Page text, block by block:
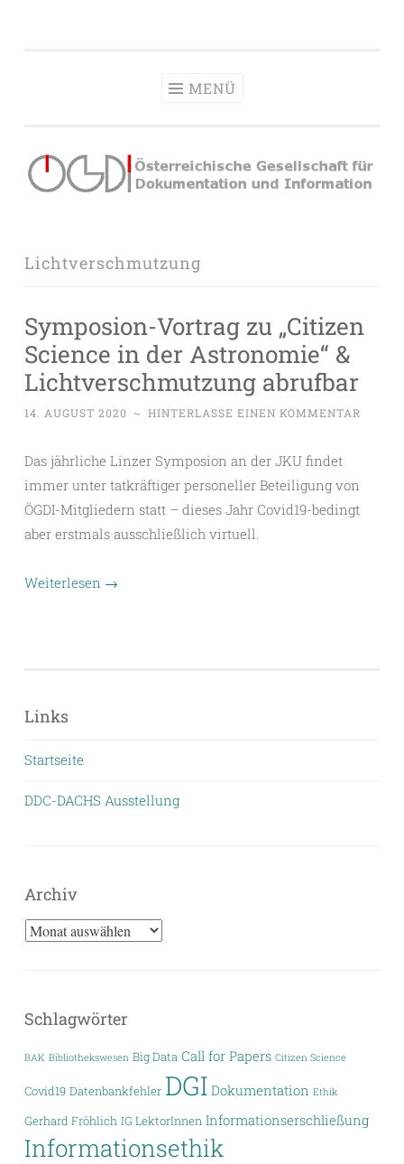
MENÜ
Lichtverschmutzung
Symposion-Vortrag zu „Citizen
Science in der Astronomie“ &
Lichtverschmutzung abrufbar
14. AUGUST 2020 ~ HINTERLASSE EINEN KOMMENTAR
Das jährliche Linzer Symposion an der JKU findet
immer unter tatkräftiger personeller Beteiligung von
ÖGDI-Mitgliedern statt – dieses Jahr Covid19-bedingt
aber erstmals ausschließlich virtuell.
Weiterlesen →
Links
Startseite
DDC-DACHS Ausstellung
Archiv
Archiv
Schlagwörter
BAK Bibliothekswesen Big Data Call for Papers Citizen Science
Covid19 Datenbankfehler DGI Dokumentation Ethik
Gerhard Fröhlich IG LektorInnen Informationserschließung
Informationsethik